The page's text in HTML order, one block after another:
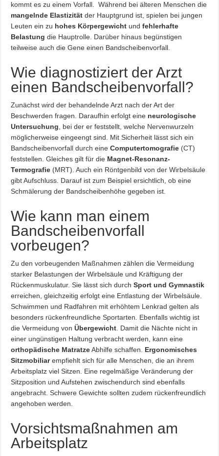
kommt es zu einem Vorfall. Während bei älteren Menschen die
mangelnde Elastizität der Hauptgrund ist, spielen bei jungen
Leuten ein zu hohes Körpergewicht undfehlerhafte
Belastung die Hauptrolle. Darüber hinaus begünstigen
teilweise auch die Gene einen Bandscheibenvorfall.
Wie diagnostiziert der Arzt
einen Bandscheibenvorfall?
Zunächst wird der behandelnde Arzt nach der Art der
Beschwerden fragen. Daraufhin erfolgt eine neurologische
Untersuchung, bei der er feststellt, welche Nervenwurzeln
möglicherweise eingeengt sind. Mit Sicherheit lässt sich ein
Bandscheibenvorfall durch eineComputertomografie (CT)
feststellen. Gleiches gilt für die Magnet-Resonanz-
Termografie (MRT). Auch ein Röntgenbild von der Wirbelsäule
gibt Aufschluss. Darauf ist zum Beispiel ersichtlich, ob eine
Schmälerung der Bandscheibenhöhe gegeben ist.
Wie kann man einem
Bandscheibenvorfall
vorbeugen?
Zu den vorbeugenden Maßnahmen zählen die Vermeidung
starker Belastungen der Wirbelsäule und Kräftigung der
Rückenmuskulatur. Sie lässt sich durchSport und Gymnastik
erreichen, gleichzeitig erfolgt eine Entlastung der Wirbelsäule.
Schwimmen und Radfahren mit erhöhtem Lenkrad gelten als
besonders rückenfreundliche Sportarten. Ebenfalls wichtig ist
die Vermeidung vonÜbergewicht. Damit die Nächte nicht in
einer ungünstigen Haltung verbracht werden, kann eine
orthopädische MatratzeAbhilfe schaffen. Ergonomisches
Sitzmobiliarempfiehlt sich für alle Menschen, die an ihrem
Arbeitsplatz viel Sitzen. Eine regelmäßige Veränderung der
Sitzposition und Aufstehen zwischendurch sind ebenfalls
angebracht. Schwere Gewichte sollten zudem rückenfreundlich
angehoben werden.
Vorsichtsmaßnahmen am
Arbeitsplatz